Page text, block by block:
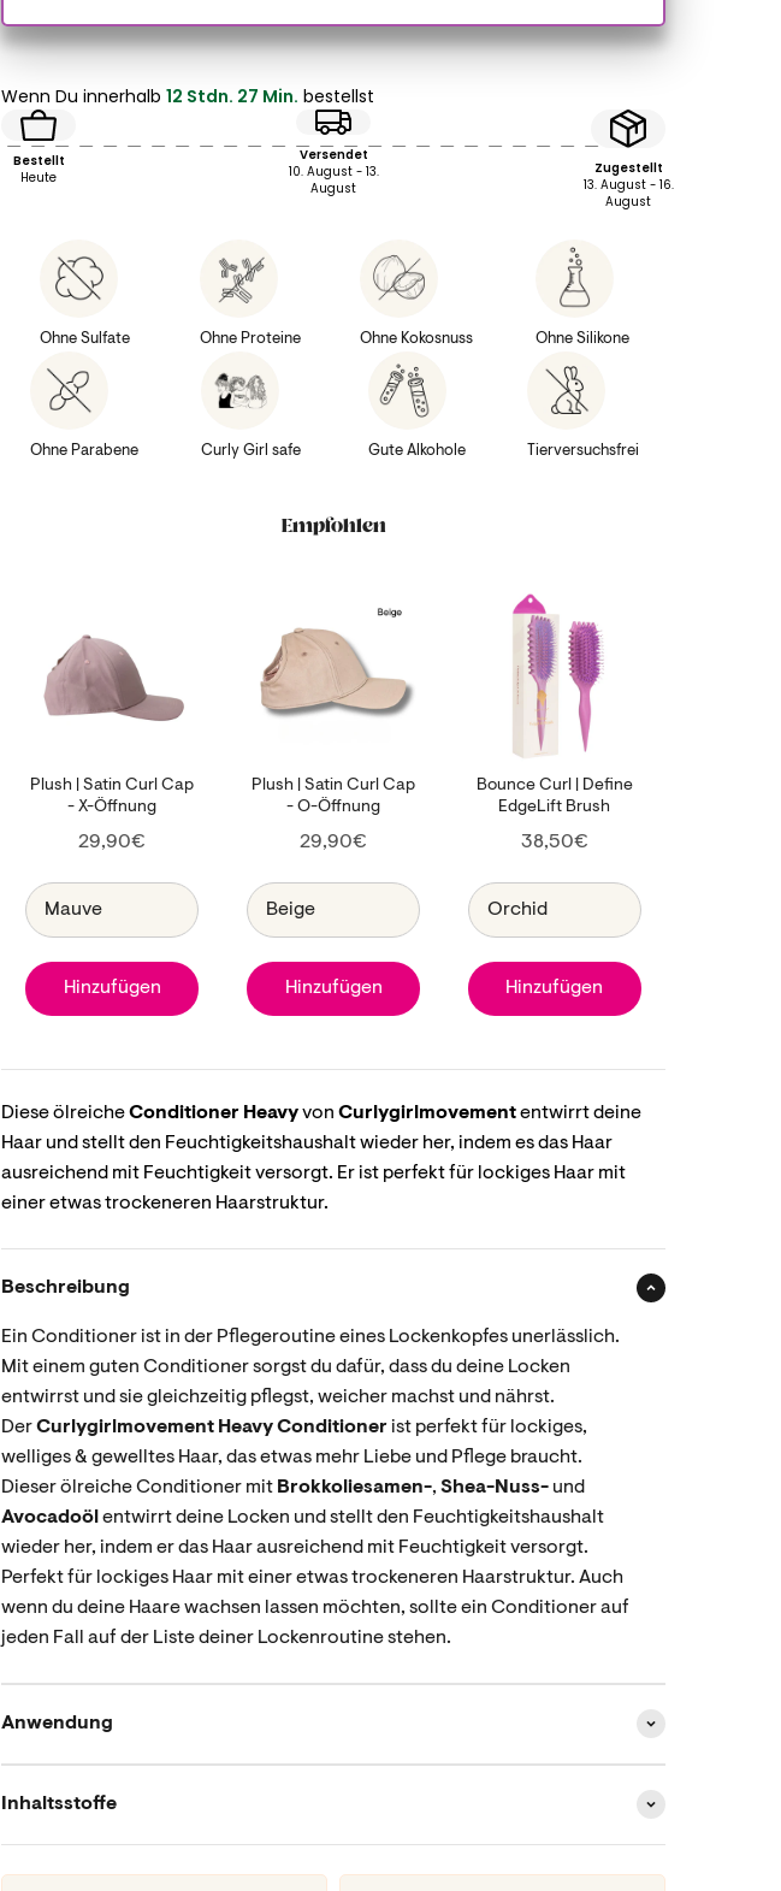
Wenn Du innerhalb 12 Stdn. 27 Min. bestellst
Bestellt
Heute
Versendet
10. August - 13.
August
Zugestellt
13. August - 16.
August
Ohne Sulfate Ohne Proteine Ohne Kokosnuss Ohne Silikone
Ohne Parabene Curly Girl safe Gute Alkohole Tierversuchsfrei
Empfohlen
Plush | Satin Curl Cap
- X-Öffnung
Price
29,90€
Hinzufügen
Plush | Satin Curl Cap
- O-Öffnung
Price
29,90€
Hinzufügen
Bounce Curl | Define
EdgeLift Brush
Price
38,50€
Hinzufügen
Diese ölreicheConditioner Heavyvon Curlygirlmovemententwirrt deine
Haar und stellt den Feuchtigkeitshaushalt wieder her, indem es das Haar
ausreichend mit Feuchtigkeit versorgt. Er ist perfekt für lockiges Haar mit
einer etwas trockeneren Haarstruktur.
Beschreibung
Ein Conditioner ist in der Pflegeroutine eines Lockenkopfes unerlässlich.
Mit einem guten Conditioner sorgst du dafür, dass du deine Locken
entwirrst und sie gleichzeitig pflegst, weicher machst und nährst.
DerCurlygirlmovement Heavy Conditioner ist perfekt für lockiges,
welliges & gewelltes Haar, das etwas mehr Liebe und Pflege braucht.
Dieser ölreiche Conditioner mit Brokkoliesamen-, Shea-Nuss- und
Avocadoöl entwirrt deine Locken und stellt den Feuchtigkeitshaushalt
wieder her, indem er das Haar ausreichend mit Feuchtigkeit versorgt.
Perfekt für lockiges Haar mit einer etwas trockeneren Haarstruktur. Auch
wenn du deine Haare wachsen lassen möchten, sollte ein Conditioner auf
jeden Fall auf der Liste deiner Lockenroutine stehen.
Anwendung
Inhaltsstoffe